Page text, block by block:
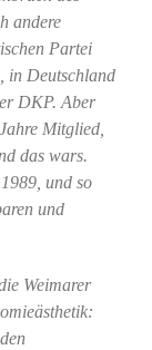
andere
Partei
in Deutschland
DKP. Aber
Mitglied,
das wars.
und so
und
Weimarer